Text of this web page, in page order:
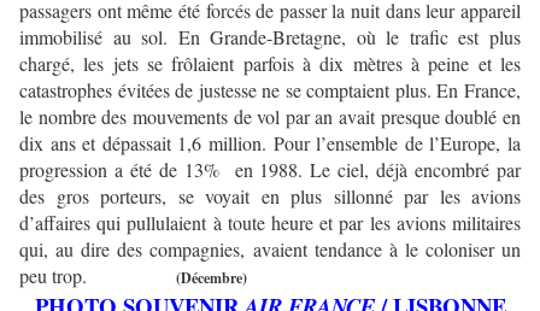
passagers ont même été forcés de passer la nuit dans leur appareil
immobilisé au sol. En Grande-Bretagne, où le trafic est plus
chargé, les jets se frôlaient parfois à dix mètres à peine et les
catastrophes évitées de justesse ne se comptaient plus. En France,
le nombre des mouvements de vol par an avait presque doublé en
dix ans et dépassait 1,6 million. Pour l’ensemble de l’Europe, la
progression a été de 13%
en 1988. Le ciel, déjà encombré par
des gros porteurs, se voyait en plus sillonné par les avions
d’affaires qui pullulaient à toute heure et par les avions militaires
qui, au dire des compagnies, avaient tendance à le coloniser un
peu trop.
(Décembre)